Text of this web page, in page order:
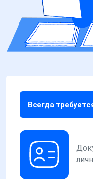
Всегда